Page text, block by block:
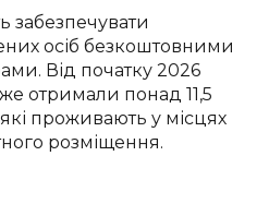
забезпечувати
осіб безкоштовними
Від початку 2026
отримали понад 11,5
проживають у місцях
розміщення.